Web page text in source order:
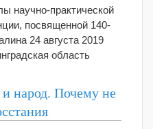
научно-практической
посвященной 140-
24 августа 2019
область
народ. Почему не